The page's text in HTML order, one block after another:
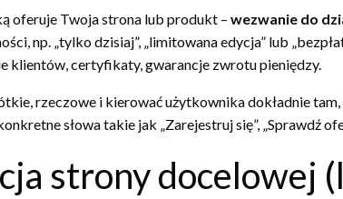
oferuje Twoja strona lub produkt – wezwanie do
np. „tylko dzisiaj”, „limitowana edycja” lub
klientów, certyfikaty, gwarancje zwrotu pieniędzy.
rzeczowe i kierować użytkownika dokładnie
słowa takie jak „Zarejestruj się”, „Sprawdź
strony docelowej